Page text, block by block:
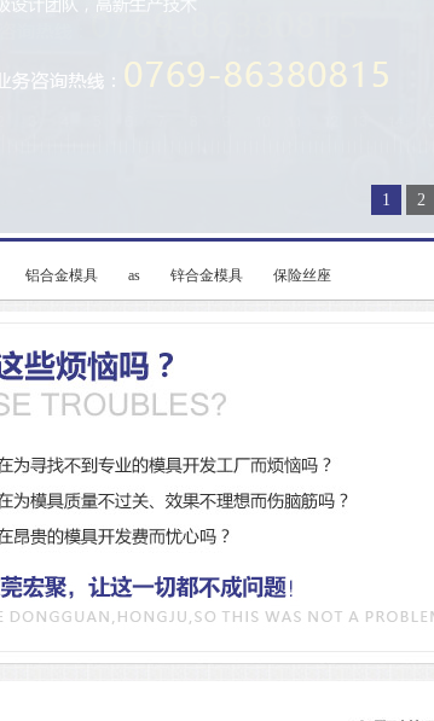
1 2
铝合金模具 as 锌合金模具 保险丝座